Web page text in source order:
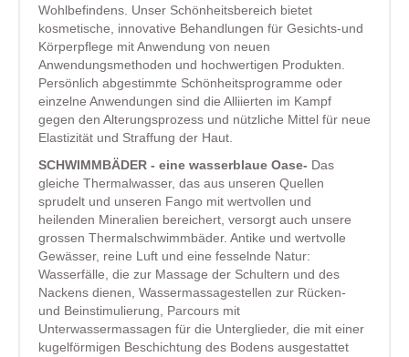
Wohlbefindens. Unser Schönheitsbereich bietet
kosmetische, innovative Behandlungen für Gesichts-und
Körperpflege mit Anwendung von neuen
Anwendungsmethoden und hochwertigen Produkten.
Persönlich abgestimmte Schönheitsprogramme oder
einzelne Anwendungen sind die Alliierten im Kampf
gegen den Alterungsprozess und nützliche Mittel für neue
Elastizität und Straffung der Haut.
SCHWIMMBÄDER - eine wasserblaue Oase- Das
gleiche Thermalwasser, das aus unseren Quellen
sprudelt und unseren Fango mit wertvollen und
heilenden Mineralien bereichert, versorgt auch unsere
grossen Thermalschwimmbäder. Antike und wertvolle
Gewässer, reine Luft und eine fesselnde Natur:
Wasserfälle, die zur Massage der Schultern und des
Nackens dienen, Wassermassagestellen zur Rücken-
und Beinstimulierung, Parcours mit
Unterwassermassagen für die Unterglieder, die mit einer
kugelförmigen Beschichtung des Bodens ausgestattet